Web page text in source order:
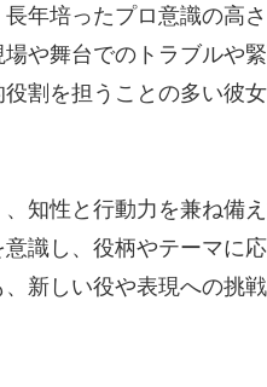
年培ったプロ意識の高
や舞台でのトラブルや
割を担うことの多い彼
知性と行動力を兼ね備
識し、役柄やテーマに
新しい役や表現への挑